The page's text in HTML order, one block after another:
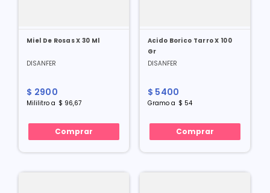
Miel De Rosas X 30 Ml
DISANFER
$ 2900
Mililitro a $ 96,67
Comprar
Acido Borico Tarro X 100
Gr
DISANFER
$ 5400
Gramoa $ 54
Comprar